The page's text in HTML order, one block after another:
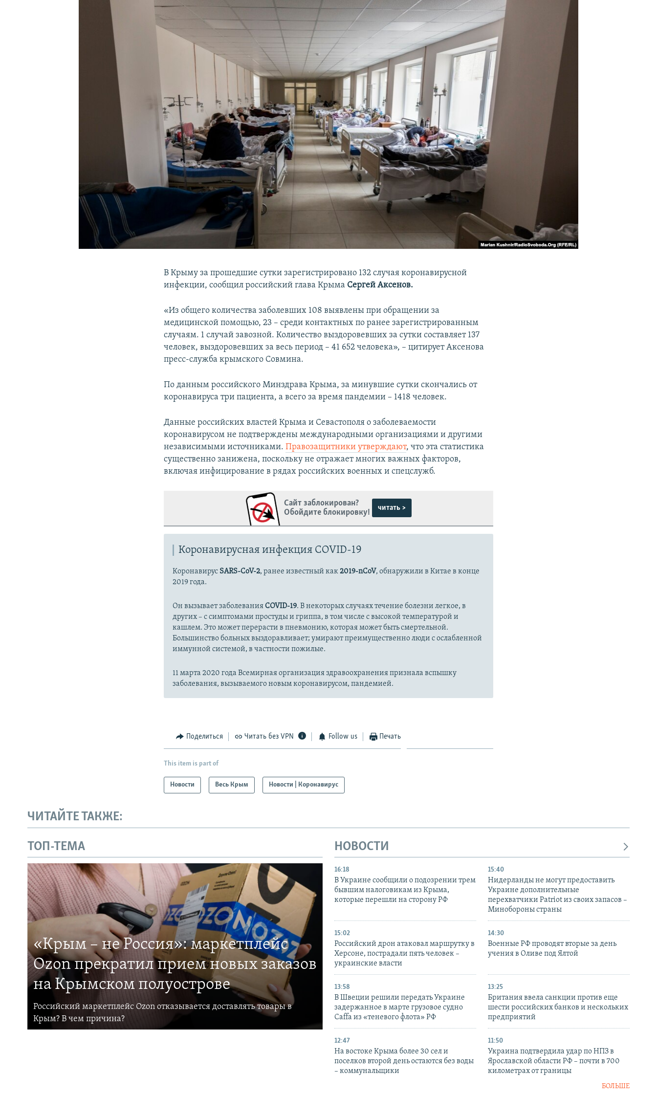
В Крыму за прошедшие сутки зарегистрировано 132 случая коронавирусной
инфекции, сообщил российский глава Крыма Сергей Аксенов.
«Из общего количества заболевших 108 выявлены при обращении за
медицинской помощью, 23 – среди контактных по ранее зарегистрированным
случаям. 1 случай завозной. Количество выздоровевших за сутки составляет 137
человек, выздоровевших за весь период – 41 652 человека», – цитирует Аксенова
пресс-служба крымского Совмина.
По данным российского Минздрава Крыма, за минувшие сутки скончались от
коронавируса три пациента, а всего за время пандемии – 1418 человек.
Данные российских властей Крыма и Севастополя о заболеваемости
коронавирусом не подтверждены международными организациями и другими
независимыми источниками.Правозащитники утверждают, что эта статистика
существенно занижена, поскольку не отражает многих важных факторов,
включая инфицирование в рядах российских военных и спецслужб.
Сайт заблокирован?
Обойдите блокировку!
читать >
Коронавирусная инфекция COVID-19
Коронавирус SARS-CoV-2, ранее известный как2019-nCoV, обнаружили в Китае в конце
2019 года.
Он вызывает заболеванияCOVID-19. В некоторых случаях течение болезни легкое, в
других – с симптомами простуды и гриппа, в том числе с высокой температурой и
кашлем. Это может перерасти в пневмонию, которая может быть смертельной.
Большинство больных выздоравливает; умирают преимущественно люди с ослабленной
иммунной системой, в частности пожилые.
11 марта 2020 года Всемирная организация здравоохранения признала вспышку
заболевания, вызываемого новым коронавирусом, пандемией.
Поделиться Читать без VPN Follow us Печать
This item is part of
Новости Весь Крым Новости | Коронавирус
ЧИТАЙТЕ ТАКЖЕ:
ТОП-ТЕМА
«Крым – не Россия»: маркетплейс
Ozon прекратил прием новых заказов
на Крымском полуострове
Российский маркетплейс Ozon отказывается доставлять товары в
Крым? В чем причина?
НОВОСТИ
16:18
В Украине сообщили о подозрении трем
бывшим налоговикам из Крыма,
которые перешли на сторону РФ
15:40
Нидерланды не могут предоставить
Украине дополнительные
перехватчики Patriot из своих запасов –
Минобороны страны
15:02
Российский дрон атаковал маршрутку в
Херсоне, пострадали пять человек –
украинские власти
14:30
Военные РФ проводят вторые за день
учения в Оливе под Ялтой
13:58
В Швеции решили передать Украине
задержанное в марте грузовое судно
Caffa из «теневого флота» РФ
13:25
Британия ввела санкции против еще
шести российских банков и нескольких
предприятий
12:47
На востоке Крыма более 30 сел и
поселков второй день остаются без воды
– коммунальщики
11:50
Украина подтвердила удар по НПЗ в
Ярославской области РФ – почти в 700
километрах от границы
БОЛЬШЕ